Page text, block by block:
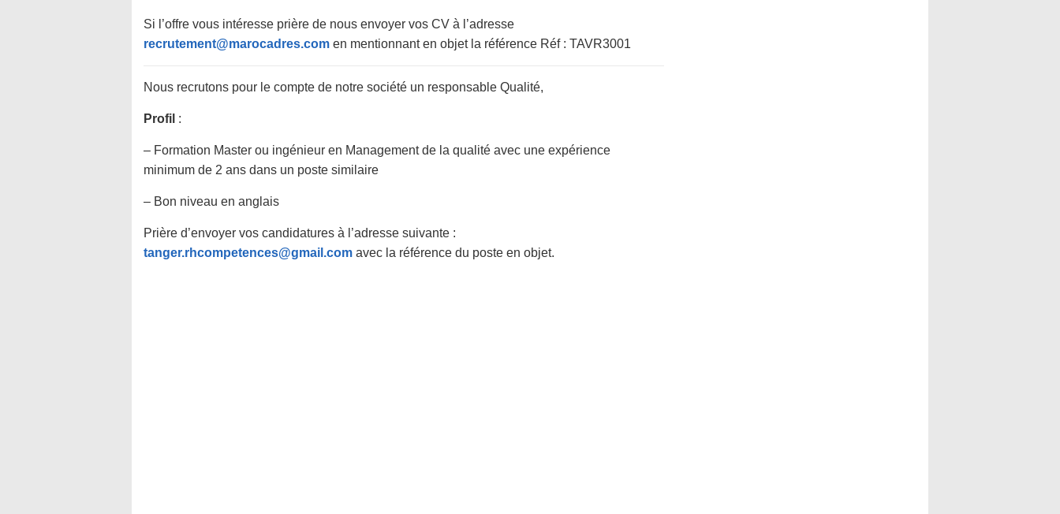
Si l’offre vous intéresse prière de nous envoyer vos CV à l’adresse
recrutement@marocadres.com en mentionnant en objet la référence Réf : TAVR3001
Nous recrutons pour le compte de notre société un responsable Qualité,
Profil :
– Formation Master ou ingénieur en Management de la qualité avec une expérience
minimum de 2 ans dans un poste similaire
– Bon niveau en anglais
Prière d’envoyer vos candidatures à l’adresse suivante :
tanger.rhcompetences@gmail.com avec la référence du poste en objet.